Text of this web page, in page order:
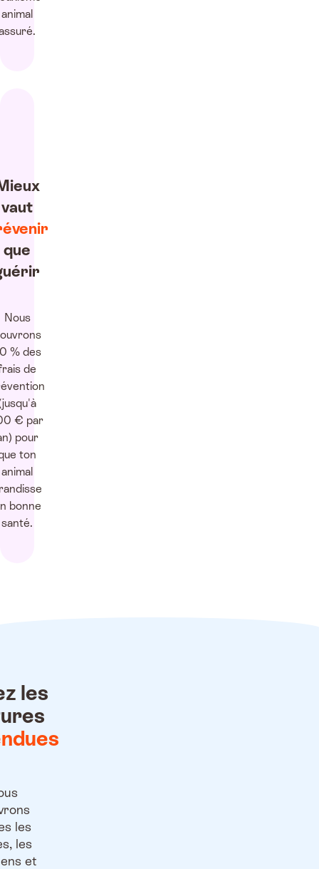
animal
vaut
que
Nous
% des
de
€ par
pour
ton
animal
bonne
santé.
les
les
les
et